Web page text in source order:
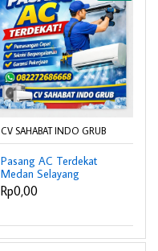
CV SAHABAT INDO GRUB
Pasang AC Terdekat
Medan Selayang
082272686688 –
Profesional & Bergaransi
Rp0,00